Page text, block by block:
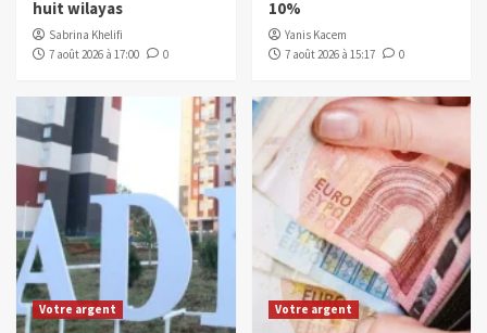
huit wilayas
Sabrina Khelifi
7 août 2026 à 17:00
0
10%
Yanis Kacem
7 août 2026 à 15:17
0
Votre argent Votre argent